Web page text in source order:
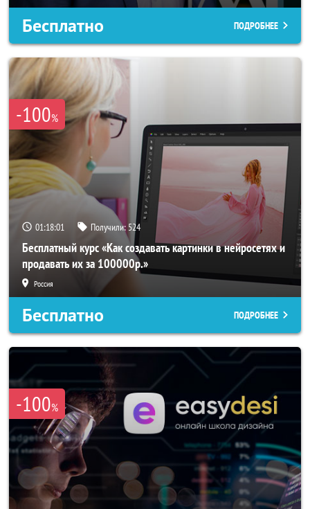
Бесплатно ПОДРОБНЕЕ
-100%
01:17:58 Получили: 524
Бесплатный курс «Как создавать картинки в нейросетях и
продавать их за 100000р.»
Россия
Бесплатно ПОДРОБНЕЕ
-100%